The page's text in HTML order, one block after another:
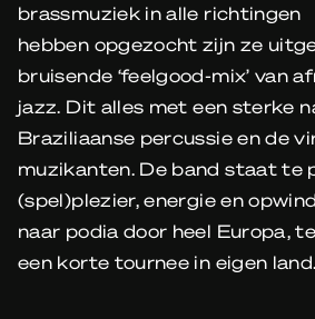
brassmuziek in alle richtingen
hebben opgezocht zijn ze
bruisende ‘feelgood-mix’ van
jazz. Dit alles met een sterke
Braziliaanse percussie en de
muzikanten. De band staat te
(spel)plezier, energie en
naar podia door heel Europa,
een korte tournee in eigen land.